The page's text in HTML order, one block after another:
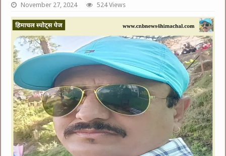
November 27, 2024 524 Views